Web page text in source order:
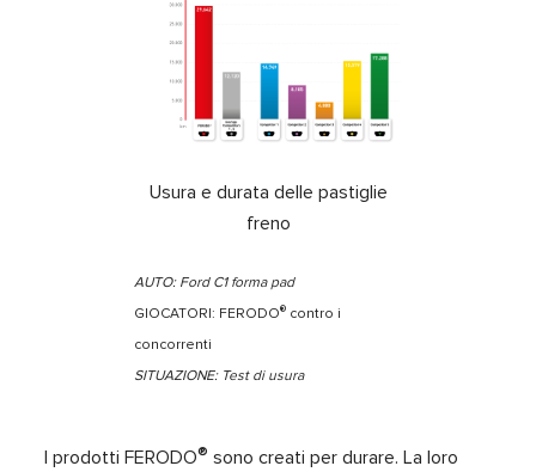
Usura e durata delle pastiglie
freno
AUTO: Ford C1 forma pad
GIOCATORI: FERODO® contro i
concorrenti
SITUAZIONE: Test di usura
I prodotti FERODO® sono creati per durare. La loro